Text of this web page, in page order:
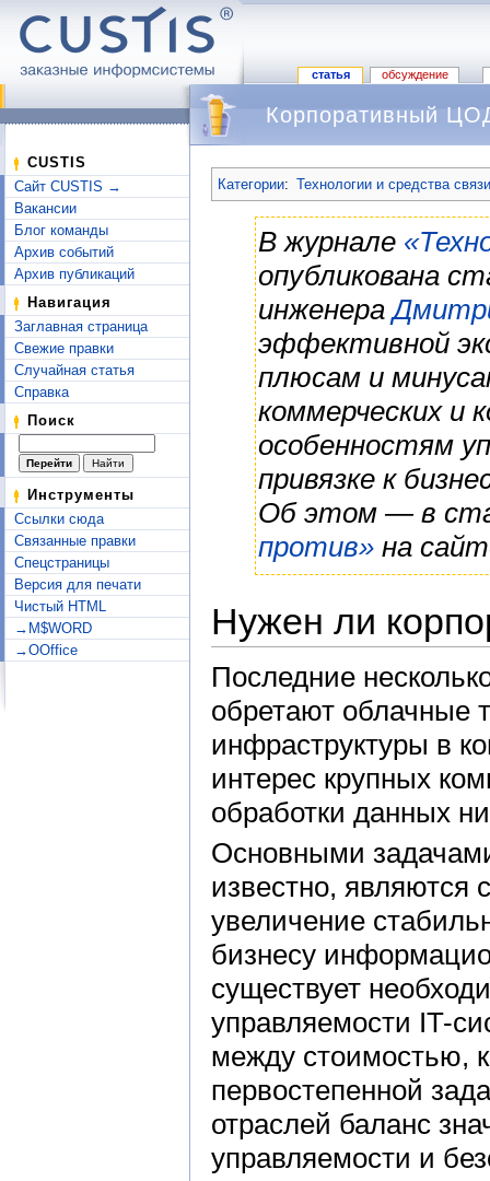
статья обсуждение
CUSTIS
Сайт CUSTIS →
Вакансии
Блог команды
Архив событий
Архив публикаций
Навигация
Заглавная страница
Свежие правки
Случайная статья
Справка
Поиск
Инструменты
Ссылки сюда
Связанные правки
Спецстраницы
Версия для печати
Чистый HTML
→M$WORD
→OOffice
Корпоративный
Категории: Технологии и средства
В журнале
опубликована
инженера
эффективной
плюсам и
коммерческих и
особенностям
привязке к
Об этом — в
против» на
Нужен ли
Последние
обретают облачные
инфраструктуры в
интерес крупных
обработки данных
Основными
известно, являются
увеличение
бизнесу
существует
управляемости IT-
между стоимостью,
первостепенной
отраслей баланс
управляемости и